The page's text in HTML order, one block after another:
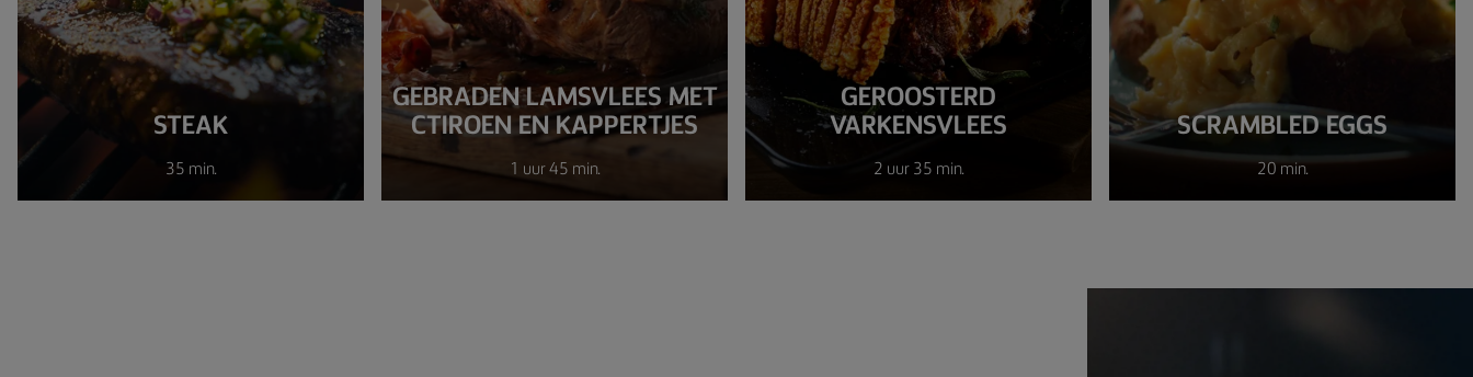
STEAK
35 min.
GEBRADEN LAMSVLEES MET
CTIROEN EN KAPPERTJES
1 uur 45 min.
GEROOSTERD
VARKENSVLEES
2 uur 35 min.
SCRAMBLED EGGS
20 min.